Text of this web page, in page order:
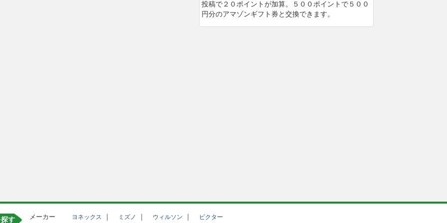
投稿で２０ポイントが加算。５００ポイントで５００
円分のアマゾンギフト券と交換できます。
す メーカー ヨネックス ｜ ミズノ ｜ ウィルソン ｜ ビクター